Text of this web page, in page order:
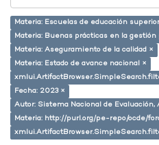
Materia: Escuelas de educación
Materia: Buenas prácticas en la gestión
Materia: Aseguramiento de la calidad ×
Materia: Estado de avance nacional ×
Fecha: 2023 ×
Autor: Sistema Nacional de
Materia: http://purl.org/pe-repo/ocde/